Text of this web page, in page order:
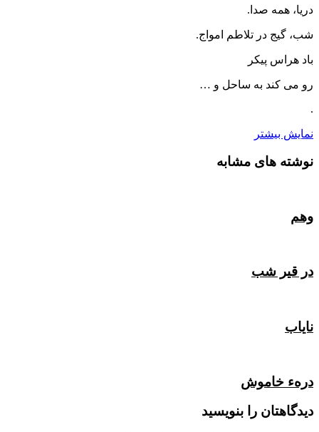
دریا، همه صدا.
شب، گیج در تلاطم امواج.
باد هراس پیکر
رو می کند به ساحل و …
.
نمایش بیشتر
نوشته های مشابه
وهم
در قیر شب
نایاب
درهء خاموش
دیدگاهتان را بنویسید